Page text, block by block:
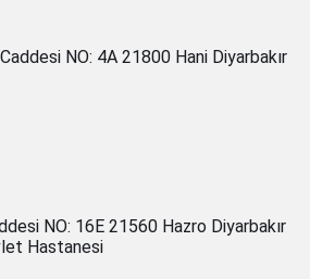
NO: 4A 21800 Hani Diyarbakır
NO: 16E 21560 Hazro Diyarbakır
Hastanesi